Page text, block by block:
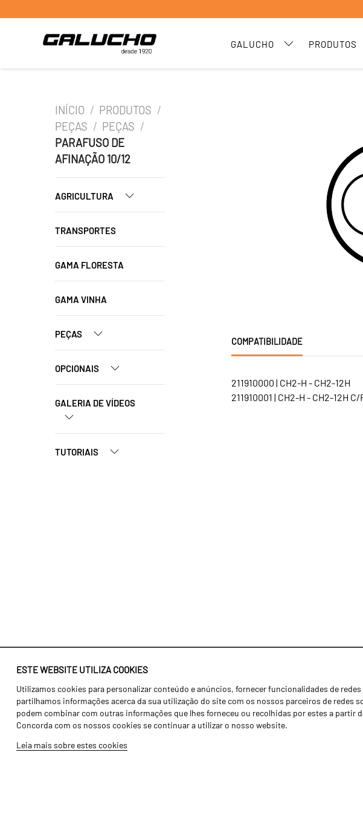
GALUCHO PRODUTOS
ESTE WEBSITE UTILIZA COOKIES
Utilizamos cookies para personalizar conteúdo e anúncios, fornecer funcionalidades de
partilhamos informações acerca da sua utilização do site com os nossos parceiros de redes
podem combinar com outras informações que lhes forneceu ou recolhidas por estes a partir
Concorda com os nossos cookies se continuar a utilizar o nosso website.
Leia mais sobre estes cookies
INÍCIO / PRODUTOS /
PEÇAS / PEÇAS /
PARAFUSO DE
AFINAÇÃO 10/12
AGRICULTURA
TRANSPORTES
GAMA FLORESTA
GAMA VINHA
PEÇAS
OPCIONAIS
GALERIA DE VÍDEOS
TUTORIAIS
COMPATIBILIDADE
211910000 | CH2-H - CH2-12H
211910001 | CH2-H - CH2-12H C/
Identidade
História
Fábrica / Produção
Recursos Humanos
Agricultura
Transportes
Gama Floresta
Notícias